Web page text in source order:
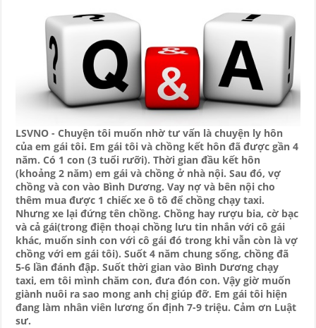
LSVNO - Chuyện tôi muốn nhờ tư vấn là chuyện ly hôn
của em gái tôi. Em gái tôi và chồng kết hôn đã được gần 4
năm. Có 1 con (3 tuổi rưỡi). Thời gian đầu kết hôn
(khoảng 2 năm) em gái và chồng ở nhà nội. Sau đó, vợ
chồng và con vào Bình Dương. Vay nợ và bên nội cho
thêm mua được 1 chiếc xe ô tô để chồng chạy taxi.
Nhưng xe lại đứng tên chồng. Chồng hay rượu bia, cờ bạc
và cả gái(trong điện thoại chồng lưu tin nhắn với cô gái
khác, muốn sinh con với cô gái đó trong khi vẫn còn là vợ
chồng với em gái tôi). Suốt 4 năm chung sống, chồng đã
5-6 lần đánh đập. Suốt thời gian vào Bình Dương chạy
taxi, em tôi mình chăm con, đưa đón con. Vậy giờ muốn
giành nuôi ra sao mong anh chị giúp đỡ. Em gái tôi hiện
đang làm nhân viên lương ổn định 7-9 triệu. Cảm ơn Luật
sư.